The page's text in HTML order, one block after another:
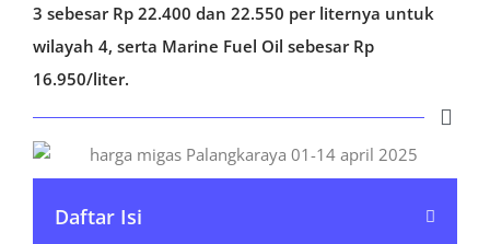
3 sebesar Rp 22.400 dan 22.550 per liternya untuk
wilayah 4, serta Marine Fuel Oil sebesar Rp
16.950/liter.
Daftar Isi